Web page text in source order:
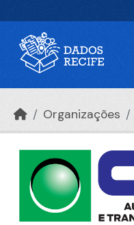
Organizações